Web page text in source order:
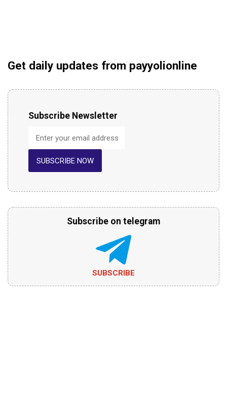
Get daily updates from payyolionline
Subscribe Newsletter
SUBSCRIBE NOW
Subscribe on telegram
SUBSCRIBE